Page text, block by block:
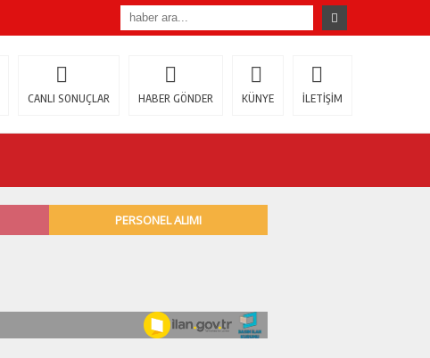
CANLI SONUÇLAR HABER GÖNDER KÜNYE İLETİŞİM